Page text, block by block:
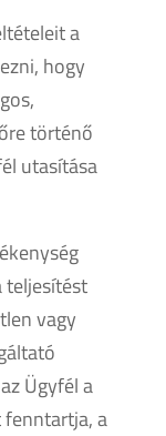
a
hogy
történő
utasítása
teljesítést
vagy
Ügyfél a
a